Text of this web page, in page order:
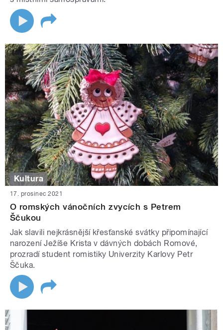
Kultura
17. prosinec 2021
O romských vánočních zvycích s Petrem
Ščukou
Jak slavili nejkrásnější křesťanské svátky připomínající
narození Ježíše Krista v dávných dobách Romové,
prozradí student romistiky Univerzity Karlovy Petr
Ščuka.